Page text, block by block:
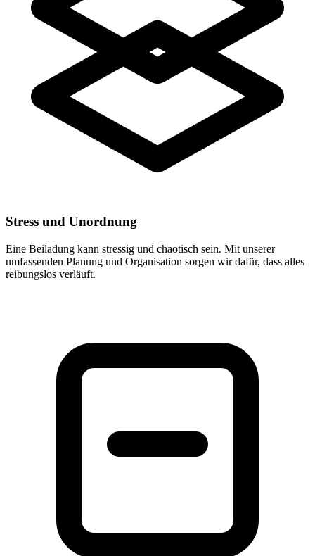
Stress und Unordnung
Eine Beiladung kann stressig und chaotisch sein. Mit unserer
umfassenden Planung und Organisation sorgen wir dafür, dass alles
reibungslos verläuft.